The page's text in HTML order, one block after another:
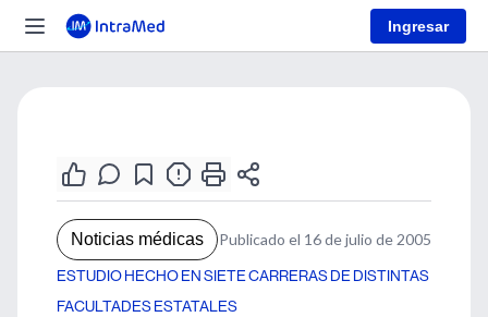
Ingresar
Noticias médicas Publicado el 16 de julio de 2005
ESTUDIO HECHO EN SIETE CARRERAS DE DISTINTAS
FACULTADES ESTATALES